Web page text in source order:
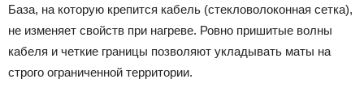
База, на которую крепится кабель (стекловолоконная сетка),
не изменяет свойств при нагреве. Ровно пришитые волны
кабеля и четкие границы позволяют укладывать маты на
строго ограниченной территории.